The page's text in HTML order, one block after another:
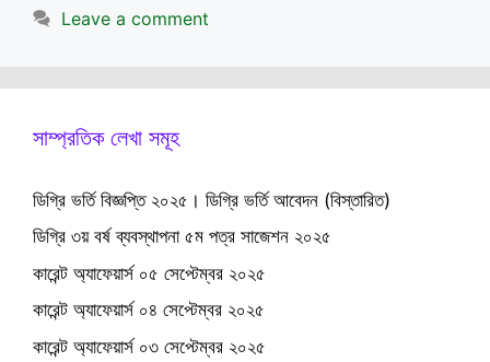
Leave a comment
সাম্প্রতিক লেখা সমূহ
ডিগ্রি ভর্তি বিজ্ঞপ্তি ২০২৫। ডিগ্রি ভর্তি আবেদন (বিস্তারিত)
ডিগ্রি ৩য় বর্ষ ব্যবস্থাপনা ৫ম পত্র সাজেশন ২০২৫
কারেন্ট অ্যাফেয়ার্স ০৫ সেপ্টেম্বর ২০২৫
কারেন্ট অ্যাফেয়ার্স ০৪ সেপ্টেম্বর ২০২৫
কারেন্ট অ্যাফেয়ার্স ০৩ সেপ্টেম্বর ২০২৫